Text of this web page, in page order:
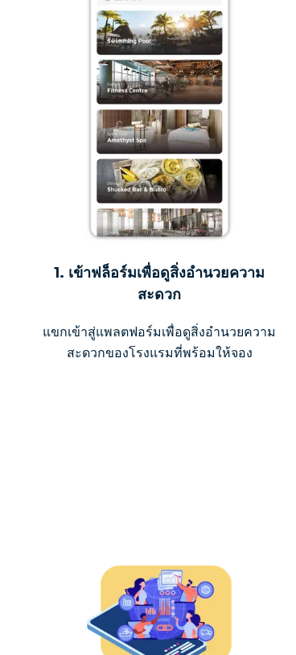
1. เข้าฟล็อร์มเพื่อดูสิ่งอำนวยความ
สะดวก
แขกเข้าสู่แพลตฟอร์มเพื่อดูสิ่งอำนวยความ
สะดวกของโรงแรมที่พร้อมให้จอง